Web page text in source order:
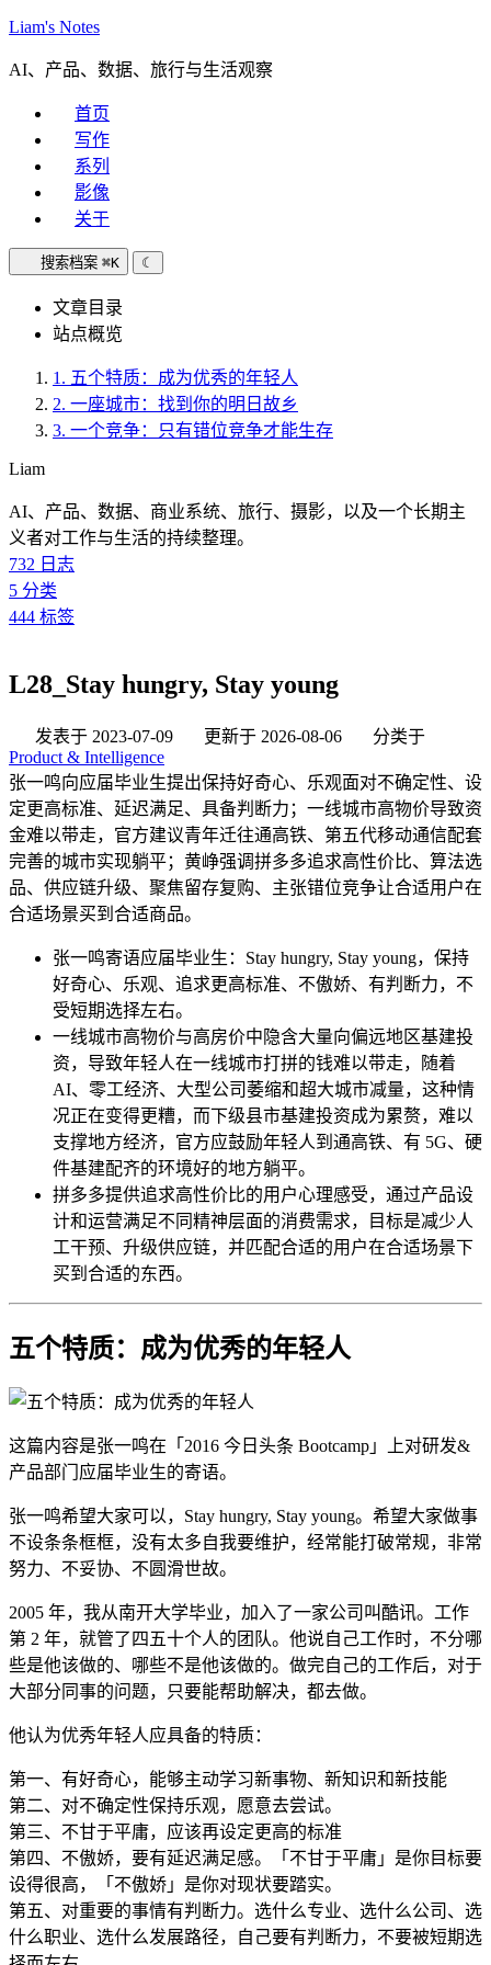
Liam's Notes
AI、产品、数据、旅行与生活观察
首页
写作
系列
影像
关于
搜索档案 ⌘K ☾
文章目录
站点概览
1. 五个特质：成为优秀的年轻人
2. 一座城市：找到你的明日故乡
3. 一个竞争：只有错位竞争才能生存
Liam
AI、产品、数据、商业系统、旅行、摄影，以及一个长期主
义者对工作与生活的持续整理。
732 日志
5 分类
444 标签
L28_Stay hungry, Stay young
发表于 2023-07-09 更新于 2026-08-06
分类于
Product & Intelligence
张一鸣向应届毕业生提出保持好奇心、乐观面对不确定性、设
定更高标准、延迟满足、具备判断力；一线城市高物价导致资
金难以带走，官方建议青年迁往通高铁、第五代移动通信配套
完善的城市实现躺平；黄峥强调拼多多追求高性价比、算法选
品、供应链升级、聚焦留存复购、主张错位竞争让合适用户在
合适场景买到合适商品。
张一鸣寄语应届毕业生：Stay hungry, Stay young，保持
好奇心、乐观、追求更高标准、不傲娇、有判断力，不
受短期选择左右。
一线城市高物价与高房价中隐含大量向偏远地区基建投
资，导致年轻人在一线城市打拼的钱难以带走，随着
AI、零工经济、大型公司萎缩和超大城市减量，这种情
况正在变得更糟，而下级县市基建投资成为累赘，难以
支撑地方经济，官方应鼓励年轻人到通高铁、有 5G、硬
件基建配齐的环境好的地方躺平。
拼多多提供追求高性价比的用户心理感受，通过产品设
计和运营满足不同精神层面的消费需求，目标是减少人
工干预、升级供应链，并匹配合适的用户在合适场景下
买到合适的东西。
五个特质：成为优秀的年轻人
这篇内容是张一鸣在「2016 今日头条 Bootcamp」上对研发&
产品部门应届毕业生的寄语。
张一鸣希望大家可以，Stay hungry, Stay young。希望大家做事
不设条条框框，没有太多自我要维护，经常能打破常规，非常
努力、不妥协、不圆滑世故。
2005 年，我从南开大学毕业，加入了一家公司叫酷讯。工作
第 2 年，就管了四五十个人的团队。他说自己工作时，不分哪
些是他该做的、哪些不是他该做的。做完自己的工作后，对于
大部分同事的问题，只要能帮助解决，都去做。
他认为优秀年轻人应具备的特质：
第一、有好奇心，能够主动学习新事物、新知识和新技能
第二、对不确定性保持乐观，愿意去尝试。
第三、不甘于平庸，应该再设定更高的标准
第四、不傲娇，要有延迟满足感。「不甘于平庸」是你目标要
设得很高，「不傲娇」是你对现状要踏实。
第五、对重要的事情有判断力。选什么专业、选什么公司、选
什么职业、选什么发展路径，自己要有判断力，不要被短期选